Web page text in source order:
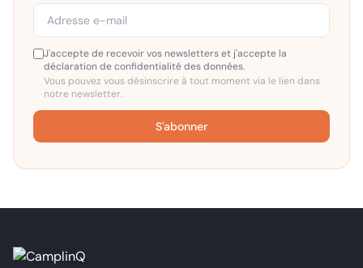
J'accepte de recevoir vos newsletters et j'accepte la
déclaration de confidentialité des données.
Vous pouvez vous désinscrire à tout moment via le lien dans
notre newsletter.
S'abonner